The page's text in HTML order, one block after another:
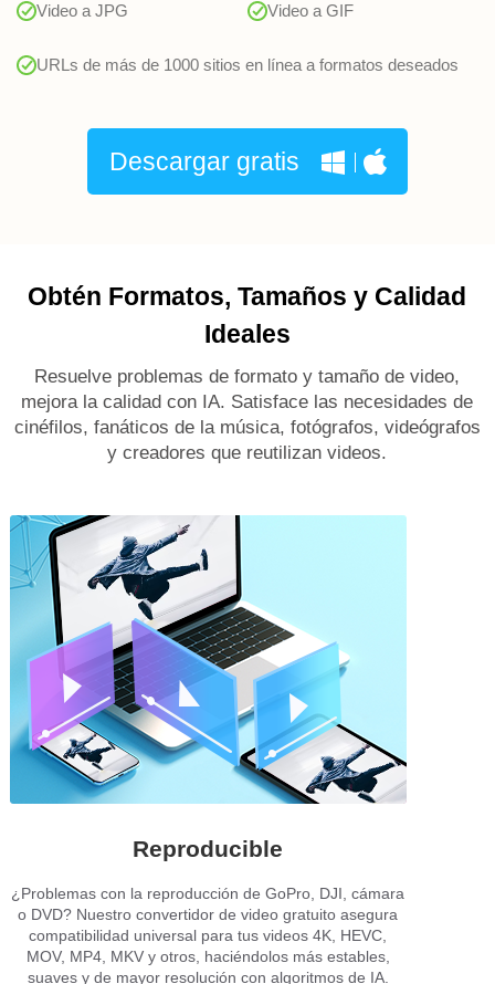
Video a JPG Video a GIF
URLs de más de 1000 sitios en línea a formatos deseados
Descargar gratis
Obtén Formatos, Tamaños y Calidad
Ideales
Resuelve problemas de formato y tamaño de video,
mejora la calidad con IA. Satisface las necesidades de
cinéfilos, fanáticos de la música, fotógrafos, videógrafos
y creadores que reutilizan videos.
Reproducible
¿Problemas con la reproducción de GoPro, DJI, cámara
o DVD? Nuestro convertidor de video gratuito asegura
compatibilidad universal para tus videos 4K, HEVC,
MOV, MP4, MKV y otros, haciéndolos más estables,
suaves y de mayor resolución con algoritmos de IA.